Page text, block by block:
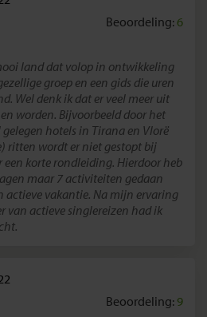
Beoordeling:6
land dat volop in ontwikkeling
groep en een gids die uren
Wel denk ik dat er veel meer uit
worden. Bijvoorbeeld door het
hotels in Tirana en Vlorë
ritten wordt er niet gestopt bij
een korte rondleiding. Hierdoor heb
maar 7 activiteiten gedaan
actieve vakantie. Na mijn ervaring
van actieve singlereizen had ik
Beoordeling: 9